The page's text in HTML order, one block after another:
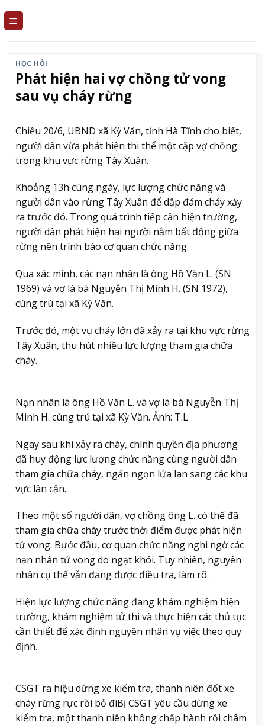
HỌC HỎI
Phát hiện hai vợ chồng tử vong
sau vụ cháy rừng
Chiều 20/6, UBND xã Kỳ Văn, tỉnh Hà Tĩnh cho biết,
người dân vừa phát hiện thi thể một cặp vợ chồng
trong khu vực rừng Tây Xuân.
Khoảng 13h cùng ngày, lực lượng chức năng và
người dân vào rừng Tây Xuân để dập đám cháy xảy
ra trước đó. Trong quá trình tiếp cận hiện trường,
người dân phát hiện hai người nằm bất động giữa
rừng nên trình báo cơ quan chức năng.
Qua xác minh, các nạn nhân là ông Hồ Văn L. (SN
1969) và vợ là bà Nguyễn Thị Minh H. (SN 1972),
cùng trú tại xã Kỳ Văn.
Trước đó, một vụ cháy lớn đã xảy ra tại khu vực rừng
Tây Xuân, thu hút nhiều lực lượng tham gia chữa
cháy.
Nạn nhân là ông Hồ Văn L. và vợ là bà Nguyễn Thị
Minh H. cùng trú tại xã Kỳ Văn. Ảnh: T.L
Ngay sau khi xảy ra cháy, chính quyền địa phương
đã huy động lực lượng chức năng cùng người dân
tham gia chữa cháy, ngăn ngọn lửa lan sang các khu
vực lân cận.
Theo một số người dân, vợ chồng ông L. có thể đã
tham gia chữa cháy trước thời điểm được phát hiện
tử vong. Bước đầu, cơ quan chức năng nghi ngờ các
nạn nhân tử vong do ngạt khói. Tuy nhiên, nguyên
nhân cụ thể vẫn đang được điều tra, làm rõ.
Hiện lực lượng chức năng đang khám nghiệm hiện
trường, khám nghiệm tử thi và thực hiện các thủ tục
cần thiết để xác định nguyên nhân vụ việc theo quy
định.
CSGT ra hiệu dừng xe kiểm tra, thanh niên đốt xe
cháy rừng rực rồi bỏ điBị CSGT yêu cầu dừng xe
kiểm tra, một thanh niên không chấp hành rồi châm